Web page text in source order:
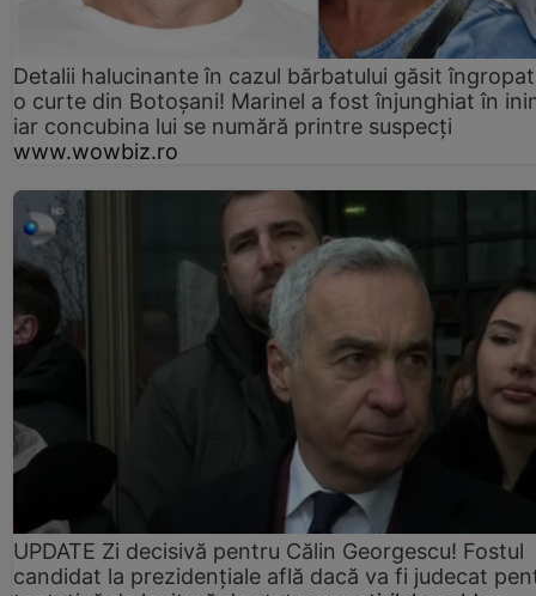
Detalii halucinante în cazul bărbatului găsit
o curte din Botoșani! Marinel a fost înjunghiat în
iar concubina lui se numără printre suspecți
www.wowbiz.ro
UPDATE Zi decisivă pentru Călin Georgescu! Fostul
candidat la prezidențiale află dacă va fi judecat